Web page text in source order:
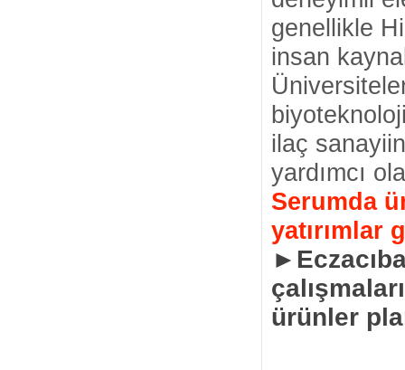
genellikle
insan
ilaç
yardımcı
Serumda
yatırımlar
ürünler